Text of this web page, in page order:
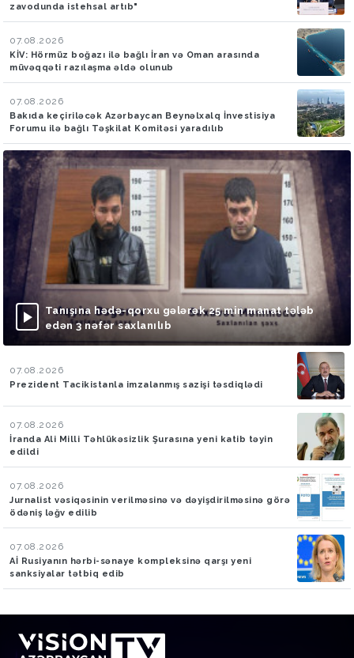
zavodunda istehsal artıb"
07.08.2026
KİV: Hörmüz boğazı ilə bağlı İran və Oman arasında
müvəqqəti razılaşma əldə olunub
07.08.2026
Bakıda keçiriləcək Azərbaycan Beynəlxalq İnvestisiya
Forumu ilə bağlı Təşkilat Komitəsi yaradılıb
Tanışına hədə-qorxu gələrək 25 min manat tələb
edən 3 nəfər saxlanılıb
07.08.2026
Prezident Tacikistanla imzalanmış sazişi təsdiqlədi
07.08.2026
İranda Ali Milli Təhlükəsizlik Şurasına yeni katib təyin
edildi
07.08.2026
Jurnalist vəsiqəsinin verilməsinə və dəyişdirilməsinə görə
ödəniş ləğv edilib
07.08.2026
Aİ Rusiyanın hərbi-sənaye kompleksinə qarşı yeni
sanksiyalar tətbiq edib